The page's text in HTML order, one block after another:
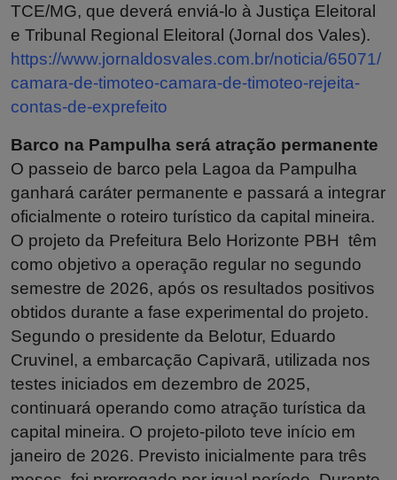
TCE/MG, que deverá enviá-lo à Justiça Eleitoral
e Tribunal Regional Eleitoral (Jornal dos Vales).
https://www.jornaldosvales.com.br/noticia/65071/
camara-de-timoteo-camara-de-timoteo-rejeita-
contas-de-exprefeito
Barco na Pampulha será atração permanente
O passeio de barco pela Lagoa da Pampulha
ganhará caráter permanente e passará a integrar
oficialmente o roteiro turístico da capital mineira.
O projeto da Prefeitura Belo Horizonte PBH têm
como objetivo a operação regular no segundo
semestre de 2026, após os resultados positivos
obtidos durante a fase experimental do projeto.
Segundo o presidente da Belotur, Eduardo
Cruvinel, a embarcação Capivarã, utilizada nos
testes iniciados em dezembro de 2025,
continuará operando como atração turística da
capital mineira. O projeto-piloto teve início em
janeiro de 2026. Previsto inicialmente para três